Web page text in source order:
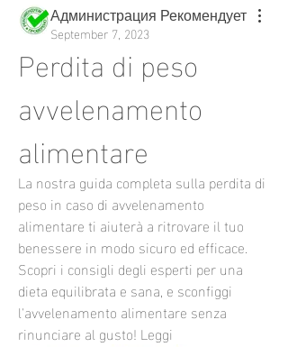
Администрация Рекомендует
September 7, 2023
Perdita di peso
avvelenamento
alimentare
La nostra guida completa sulla perdita di
peso in caso di avvelenamento
alimentare ti aiuterà a ritrovare il tuo
benessere in modo sicuro ed efficace.
Scopri i consigli degli esperti per una
dieta equilibrata e sana, e sconfiggi
l'avvelenamento alimentare senza
rinunciare al gusto! Leggi